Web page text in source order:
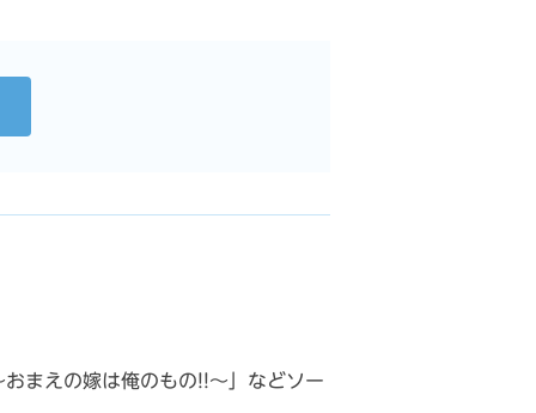
まえの嫁は俺のもの!!～」などソー